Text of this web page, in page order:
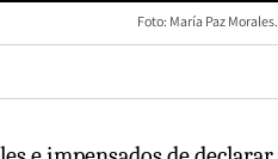
Foto: María Paz Morales.